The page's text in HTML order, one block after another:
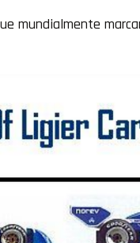
mundialmente